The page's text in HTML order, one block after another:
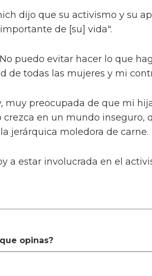
dijo que su activismo y su
de [su] vida".
puedo evitar hacer lo que
de todas las mujeres y mi
muy preocupada de que mi
en un mundo inseguro,
jerárquica moledora de carne.
a estar involucrada en el
opinas?